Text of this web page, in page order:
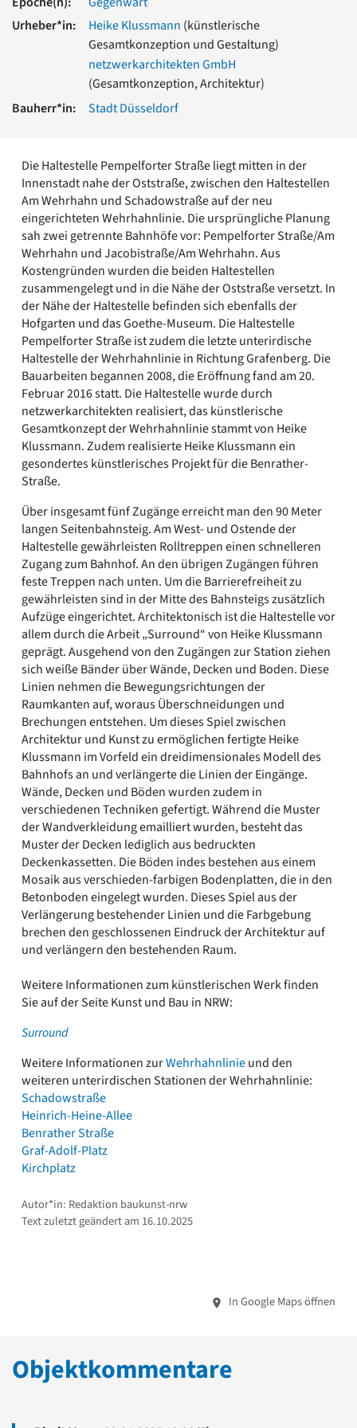
Romanik
Vorromanik
Römische Antike
Über baukunst-nrw
Fachbeirat
Impressum
Datenschutz
Suchbegriff eingeben
Urheber*in:
Heike Klussmann (künstlerische
Gesamtkonzeption und Gestaltung)
netzwerkarchitekten GmbH
(Gesamtkonzeption, Architektur)
Bauherr*in:
Stadt Düsseldorf
Die Haltestelle Pempelforter Straße liegt mitten in der
Innenstadt nahe der Oststraße, zwischen den Haltestellen
Am Wehrhahn und Schadowstraße auf der neu
eingerichteten Wehrhahnlinie. Die ursprüngliche Planung
sah zwei getrennte Bahnhöfe vor: Pempelforter Straße/Am
Wehrhahn und Jacobistraße/Am Wehrhahn. Aus
Kostengründen wurden die beiden Haltestellen
zusammengelegt und in die Nähe der Oststraße versetzt. In
der Nähe der Haltestelle befinden sich ebenfalls der
Hofgarten und das Goethe-Museum. Die Haltestelle
Pempelforter Straße ist zudem die letzte unterirdische
Haltestelle der Wehrhahnlinie in Richtung Grafenberg. Die
Bauarbeiten begannen 2008, die Eröffnung fand am 20.
Februar 2016 statt. Die Haltestelle wurde durch
netzwerkarchitekten realisiert, das künstlerische
Gesamtkonzept der Wehrhahnlinie stammt von Heike
Klussmann. Zudem realisierte Heike Klussmann ein
gesondertes künstlerisches Projekt für die Benrather-
Straße.
Über insgesamt fünf Zugänge erreicht man den 90 Meter
langen Seitenbahnsteig. Am West- und Ostende der
Haltestelle gewährleisten Rolltreppen einen schnelleren
Zugang zum Bahnhof. An den übrigen Zugängen führen
feste Treppen nach unten. Um die Barrierefreiheit zu
gewährleisten sind in der Mitte des Bahnsteigs zusätzlich
Aufzüge eingerichtet. Architektonisch ist die Haltestelle vor
allem durch die Arbeit „Surround“ von Heike Klussmann
geprägt. Ausgehend von den Zugängen zur Station ziehen
sich weiße Bänder über Wände, Decken und Boden. Diese
Linien nehmen die Bewegungsrichtungen der
Raumkanten auf, woraus Überschneidungen und
Brechungen entstehen. Um dieses Spiel zwischen
Architektur und Kunst zu ermöglichen fertigte Heike
Klussmann im Vorfeld ein dreidimensionales Modell des
Bahnhofs an und verlängerte die Linien der Eingänge.
Wände, Decken und Böden wurden zudem in
verschiedenen Techniken gefertigt. Während die Muster
der Wandverkleidung emailliert wurden, besteht das
Muster der Decken lediglich aus bedruckten
Deckenkassetten. Die Böden indes bestehen aus einem
Mosaik aus verschieden-farbigen Bodenplatten, die in den
Betonboden eingelegt wurden. Dieses Spiel aus der
Verlängerung bestehender Linien und die Farbgebung
brechen den geschlossenen Eindruck der Architektur auf
und verlängern den bestehenden Raum.
Weitere Informationen zum künstlerischen Werk finden
Sie auf der Seite Kunst und Bau in NRW:
Surround
Weitere Informationen zurWehrhahnlinieund den
weiteren unterirdischen Stationen der Wehrhahnlinie:
Schadowstraße
Heinrich-Heine-Allee
Benrather Straße
Graf-Adolf-Platz
Kirchplatz
Autor*in: Redaktion baukunst-nrw
Text zuletzt geändert am 16.10.2025
In Google Maps öffnen
Objektkommentare